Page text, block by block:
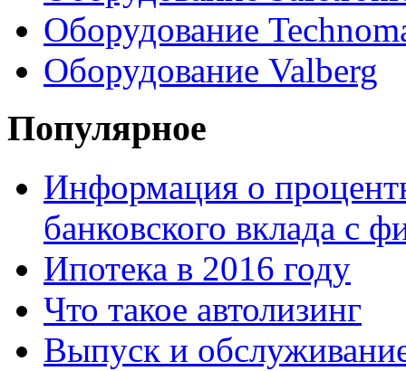
Оборудование
Оборудование Valberg
Популярное
Информация о
банковского вклада с
Ипотека в 2016 году
Что такое автолизинг
Выпуск и